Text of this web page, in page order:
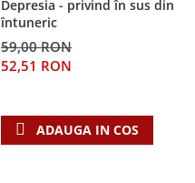
Depresia - privind în sus din
întuneric
59,00 RON
52,51 RON
ADAUGA IN COS